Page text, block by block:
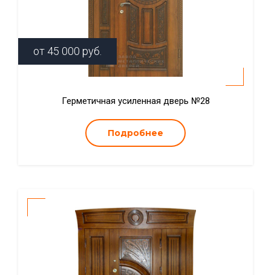
от 45 000 руб.
Герметичная усиленная дверь №28
Подробнее